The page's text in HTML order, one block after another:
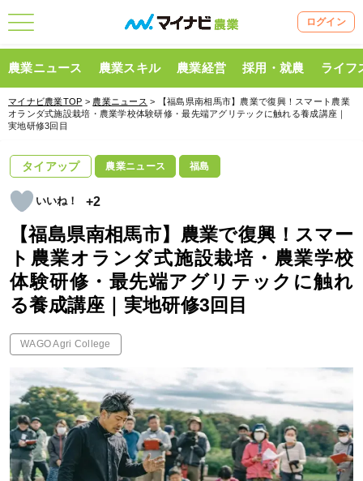
ログイン
農業ニュース 農業スキル 農業経営 採用・就農 ライフ
マイナビ農業TOP > 農業ニュース > 【福島県南相馬市】農業で復興！スマート農業
オランダ式施設栽培・農業学校体験研修・最先端アグリテックに触れる養成講座｜
実地研修3回目
タイアップ 農業ニュース 福島
+2
【福島県南相馬市】農業で復興！スマー
ト農業オランダ式施設栽培・農業学校
体験研修・最先端アグリテックに触れ
る養成講座｜実地研修3回目
WAGO Agri College